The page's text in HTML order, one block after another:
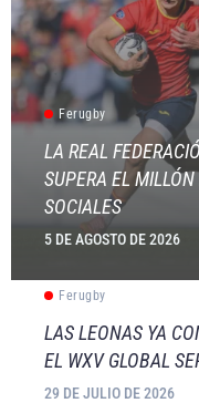
Ferugby
LA REAL
SUPERA EL MILLÓN
SOCIALES
5 DE AGOSTO DE 2026
Ferugby
LAS LEONAS YA
EL WXV GLOBAL
29 DE JULIO DE 2026